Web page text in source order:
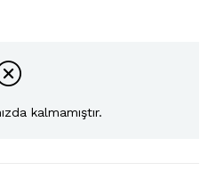
kalmamıştır.